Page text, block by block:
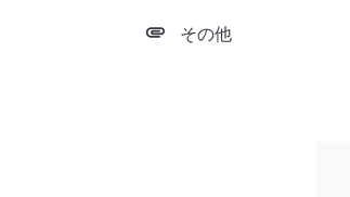
attachment その他